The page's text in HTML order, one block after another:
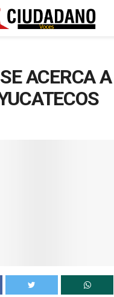
ACERCA A